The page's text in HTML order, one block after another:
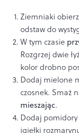
Ziemniaki
odstaw do
W tym czasie
Rozgrzej dwie
kolor drobno
Dodaj mielone
czosnek. Smaż
mieszając.
Dodaj pomidory
igiełki